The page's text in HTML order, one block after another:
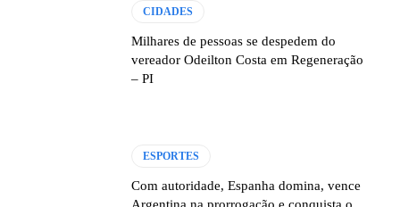
CIDADES
Milhares de pessoas se despedem do
vereador Odeilton Costa em Regeneração
– PI
ESPORTES
Com autoridade, Espanha domina, vence